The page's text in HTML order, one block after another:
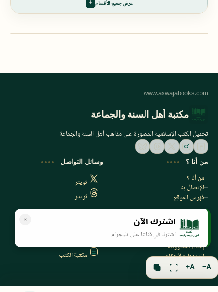
عرض جميع الأقسام
اشترك الآن
اشترك في قناتنا على تليجرام
مكتبة أهل السنة والجماعة
تحميل الكتب الإسلامية المصورة على مذاهب أهل السنة والجماعة
من أنا ؟
من أنا ؟
الإتصال بنا
فهرس الموقع
وسائل التواصل
تويتر
ثريدز
سياسة الخصوصية
سياسة الخصوصية
إخلاء المسؤولية
الشروط والأحكام
فهرس الموقع
مكتبة الكتب
A−
A+